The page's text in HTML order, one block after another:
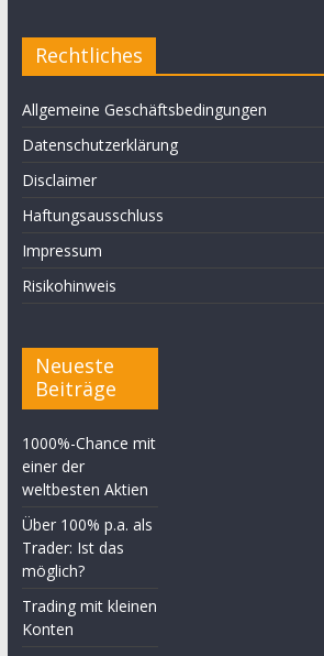
Rechtliches
Allgemeine Geschäftsbedingungen
Datenschutzerklärung
Disclaimer
Haftungsausschluss
Impressum
Risikohinweis
Neueste
Beiträge
1000%-Chance mit
einer der
weltbesten Aktien
Über 100% p.a. als
Trader: Ist das
möglich?
Trading mit kleinen
Konten